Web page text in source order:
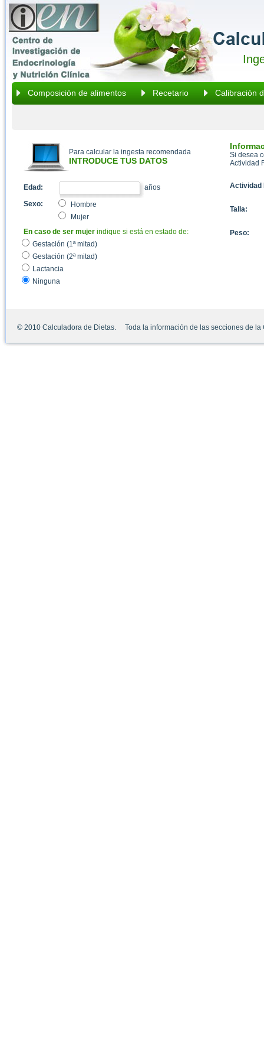
Composición de alimentos Recetario Calibración
Para calcular la ingesta recomendada
INTRODUCE TUS DATOS
Edad:
años
Sexo:
Hombre
Mujer
En caso de ser mujer indique si está en estado de:
Gestación (1ª mitad)
Gestación (2ª mitad)
Lactancia
Ninguna
Si desea
Actividad
Actividad
Talla:
Peso:
© 2010 Calculadora de Dietas. Toda la información de las secciones de la